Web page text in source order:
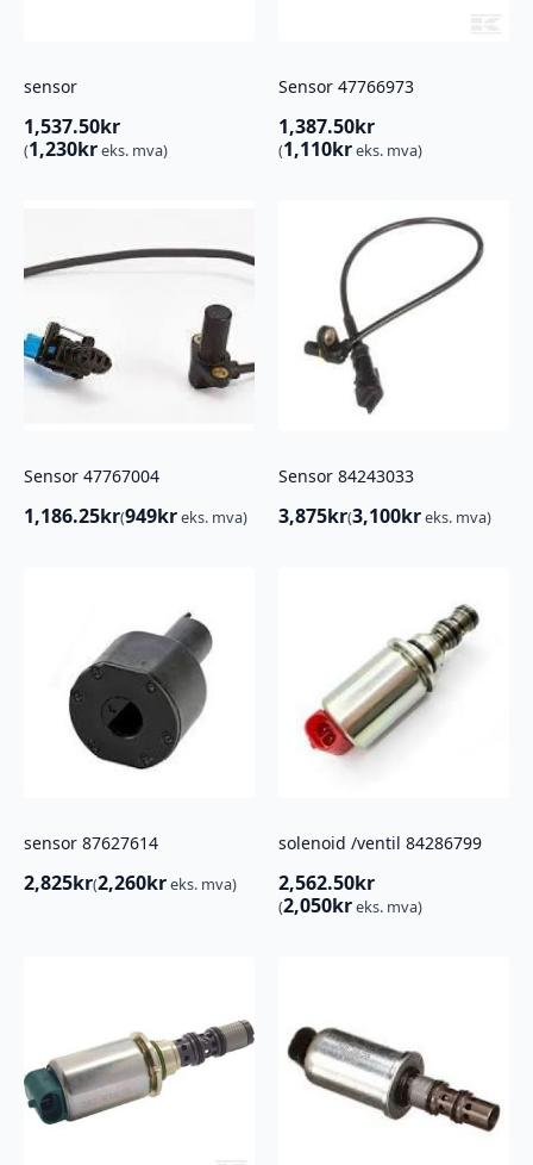
sensor
1,537.50kr
(1,230kreks. mva)
Sensor 47766973
1,387.50kr
(1,110kreks. mva)
Sensor 47767004
1,186.25kr(949kreks. mva)
Sensor 84243033
3,875kr(3,100kreks. mva)
sensor 87627614
2,825kr(2,260kreks. mva)
solenoid /ventil 84286799
2,562.50kr
(2,050kreks. mva)